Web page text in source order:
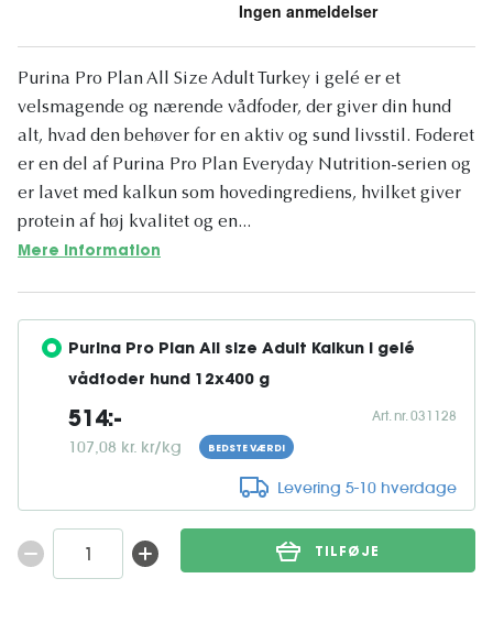
Purina Pro Plan All Size Adult Turkey i gelé er et
velsmagende og nærende vådfoder, der giver din hund
alt, hvad den behøver for en aktiv og sund livsstil. Foderet
er en del af Purina Pro Plan Everyday Nutrition-serien og
er lavet med kalkun som hovedingrediens, hvilket giver
protein af høj kvalitet og en...
Mere information
Purina Pro Plan All size Adult Kalkun i gelé
vådfoder hund 12x400 g
514:-
107,08 kr. kr/kg BEDSTE VÆRDI
Art. nr. 031128
Levering 5-10 hverdage
TILFØJE